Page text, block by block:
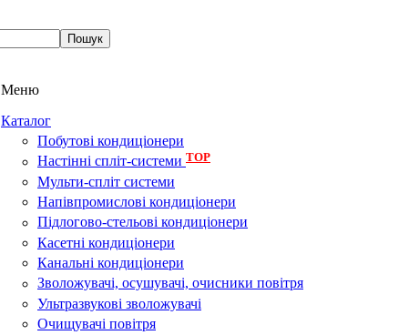
Меню
Каталог
Побутові кондиціонери
Настінні спліт-системи TOP
Мульти-спліт системи
Напівпромислові кондиціонери
Підлогово-стельові кондиціонери
Касетні кондиціонери
Канальні кондиціонери
Зволожувачі, осушувачі, очисники повітря
Ультразвукові зволожувачі
Очищувачі повітря